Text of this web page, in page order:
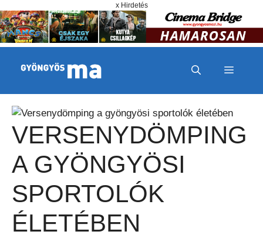
x Hirdetés
MENÜ
VERSENYDÖMPING
A GYÖNGYÖSI
SPORTOLÓK
ÉLETÉBEN